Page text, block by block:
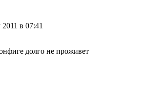
в 07:41
долго не проживет